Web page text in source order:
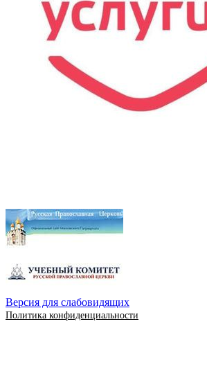
Версия для слабовидящих
Политика конфиденциальности